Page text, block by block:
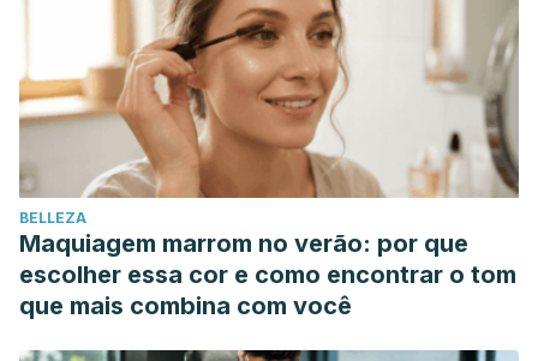
aprendizaje de idiomas.La ansiedad en el aprendizaje
, 1-256.
López, E. M. (2019). La ansiedad en el aprendizaje de
un segundo idioma.
Cesteros, S. P. (2004).
Aprendizaje de segundas
lenguas: Lingüística aplicada a la enseñanza de
idiomas
Richards, J. C., & Lockhart, C. (1998).Estrategias de
reflexión sobre la enseñanza de idiomas. Cambridge
University Press.
Beltrán, M. (2017). El aprendizaje del idioma inglés
BELLEZA
Maquiagem marrom no verão: por que
escolher essa cor e como encontrar o tom
que mais combina com você